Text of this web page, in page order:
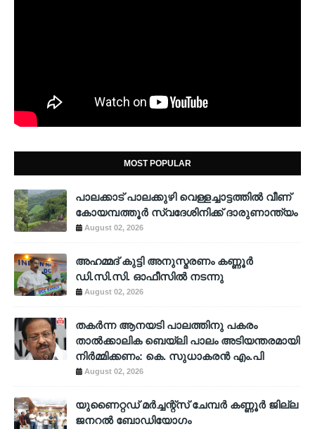
MOST POPULAR
പാലക്കാട് പാലക്കുഴി വെള്ളച്ചാട്ടത്തില്‍ വീണ്
കോയമ്പത്തൂര്‍ സ്വദേശിനിക്ക് ദാരുണാന്ത്യം
August 02, 2026
അഹമ്മദ് കുട്ടി അനുസ്മരണം കണ്ണൂർ
ഡി.സി.സി. ഓഫീസിൽ നടന്നു
August 02, 2026
തകർന്ന ആനയടി പാലത്തിനു പകരം
താൽക്കാലിക ബെയ്‌ലി പാലം അടിയന്തരമായി
നിർമ്മിക്കണം: കെ. സുധാകരൻ എം.പി
August 02, 2026
യുണൈറ്റഡ് മർച്ചന്റ്സ് ചേമ്പർ കണ്ണൂർ ജില്ല
ജനറൽ ബോഡിയോഗം